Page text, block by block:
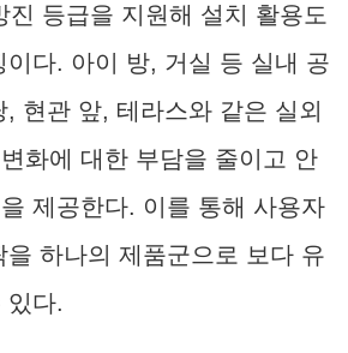
진 등급을 지원해 설치 활용도
이다. 아이 방, 거실 등 실내 공
현관 앞, 테라스와 같은 실외
화에 대한 부담을 줄이고 안
제공한다. 이를 통해 사용자
하나의 제품군으로 보다 유
있다.